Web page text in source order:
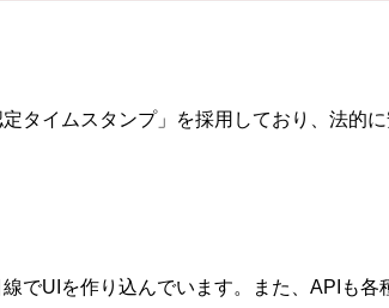
タイムスタンプ」を採用しており、法的
でUIを作り込んでいます。また、APIも各